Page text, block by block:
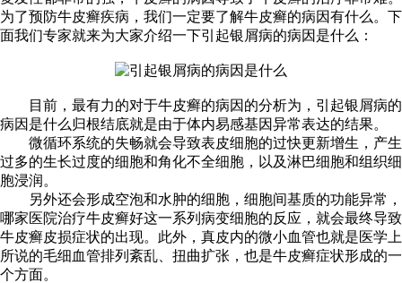
为了预防牛皮癣疾病，我们一定要了解牛皮癣的病因有什么。下
面我们专家就来为大家介绍一下引起银屑病的病因是什么：
目前，最有力的对于牛皮癣的病因的分析为，引起银屑病的
病因是什么归根结底就是由于体内易感基因异常表达的结果。
微循环系统的失畅就会导致表皮细胞的过快更新增生，产生
过多的生长过度的细胞和角化不全细胞，以及淋巴细胞和组织细
胞浸润。
另外还会形成空泡和水肿的细胞，细胞间基质的功能异常，
哪家医院治疗牛皮癣好这一系列病变细胞的反应，就会最终导致
牛皮癣皮损症状的出现。此外，真皮内的微小血管也就是医学上
所说的毛细血管排列紊乱、扭曲扩张，也是牛皮癣症状形成的一
个方面。